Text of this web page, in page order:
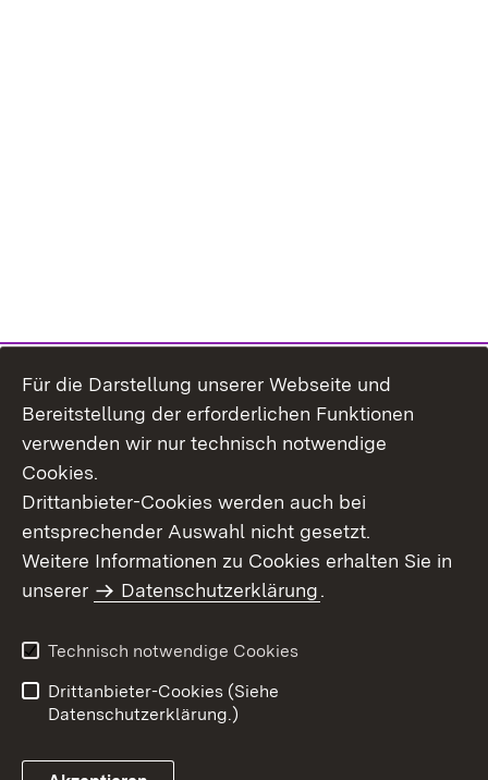
Benutzungshinweise
Erklärung zur
Für die Darstellung unserer Webseite und
Bereitstellung der erforderlichen Funktionen
verwenden wir nur technisch notwendige
Cookies.
Drittanbieter-Cookies werden auch bei
entsprechender Auswahl nicht gesetzt.
Weitere Informationen zu Cookies erhalten Sie in
unserer
Datenschutzerklärung.
Technisch notwendige Cookies
Drittanbieter-Cookies (Siehe
Datenschutzerklärung.)